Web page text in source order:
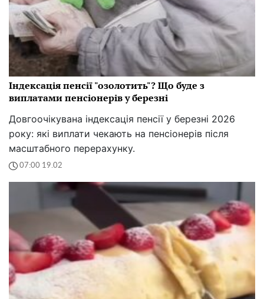
Індексація пенсії "озолотить"? Що буде з
виплатами пенсіонерів у березні
Довгоочікувана індексація пенсії у березні 2026
року: які виплати чекають на пенсіонерів після
масштабного перерахунку.
07:00 19.02